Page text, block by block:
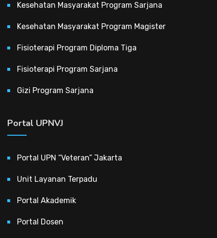
Kesehatan Masyarakat Program Sarjana
Kesehatan Masyarakat Program Magister
Fisioterapi Program Diploma Tiga
Fisioterapi Program Sarjana
Gizi Program Sarjana
Portal UPNVJ
Portal UPN “Veteran” Jakarta
Unit Layanan Terpadu
Portal Akademik
Portal Dosen